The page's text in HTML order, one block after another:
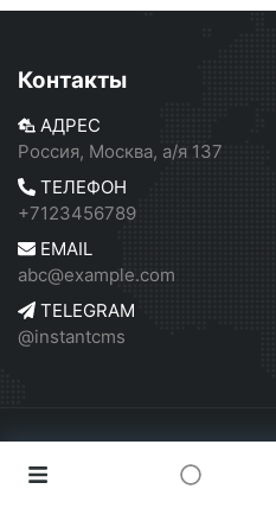
Контакты
АДРЕС
Россия, Москва, а/я 137
ТЕЛЕФОН
+7123456789
EMAIL
abc@example.com
TELEGRAM
@instantcms